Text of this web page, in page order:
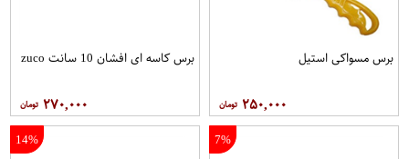
برس مسواکی استیل
۲۵۰,۰۰۰
برس کاسه ای افشان 10 سانت zuco
۲۷۰,۰۰۰
7%
14%